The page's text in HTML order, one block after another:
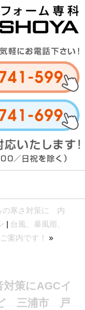
の寒さ対策に 内
台風、暴風雨、
案内です！
»
策にAGCイ
三浦市 戸